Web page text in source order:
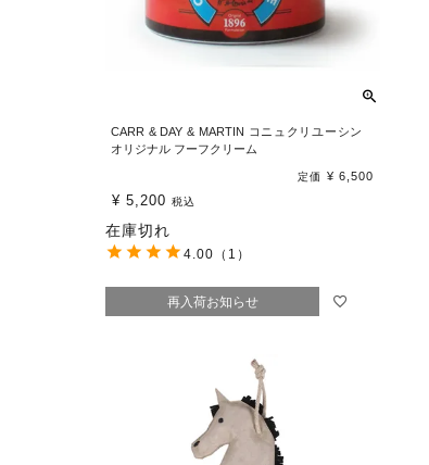
CARR & DAY & MARTIN コニュクリユーシン
オリジナル フーフクリーム
定価 ¥ 6,500
¥ 5,200 税込
在庫切れ
4.00 （1）
再入荷お知らせ